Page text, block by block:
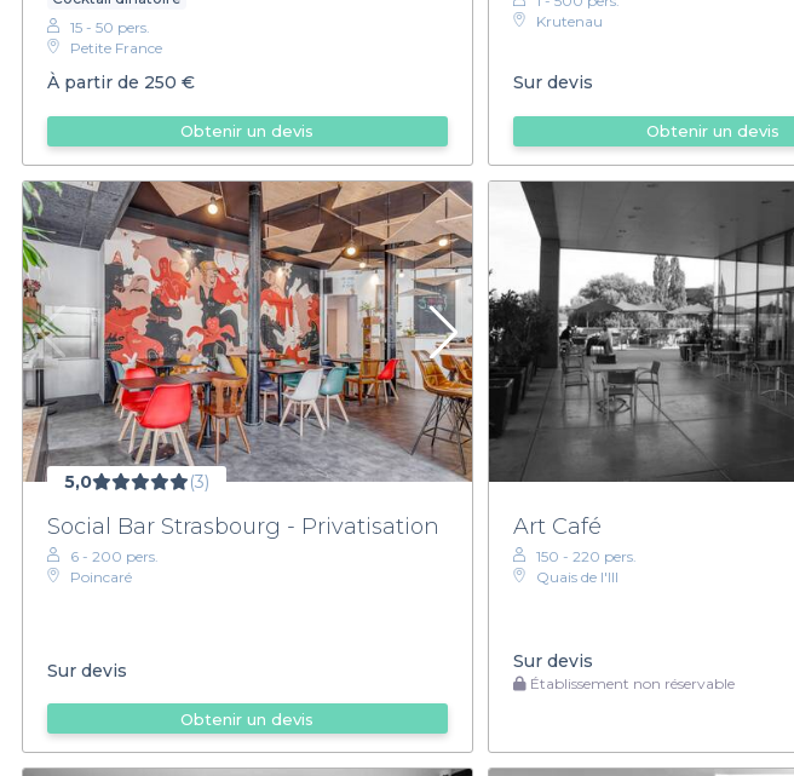
15 - 50 pers.
Petite France
À partir de 250 €
Obtenir un devis
Krutenau
Sur devis
Obtenir un devis
5,0 (3)
Social Bar Strasbourg - Privatisation
6 - 200 pers.
Poincaré
Sur devis
Obtenir un devis
Art Café
150 - 220 pers.
Quais de l'Ill
Sur devis
Établissement non réservable